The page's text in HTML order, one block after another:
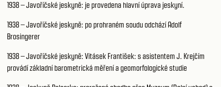
1938 – Javoříčské jeskyně: je provedena hlavní úprava jeskyní.
1938 – Javoříčské jeskyně: po prohraném soudu odchází Adolf
Brosingerer
1938 – Javoříčské jeskyně: Vitásek František: s asistentem J. Krejčím
provádí základní barometrická měření a geomorfologické studie